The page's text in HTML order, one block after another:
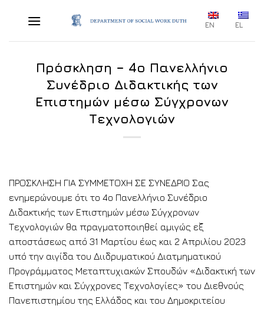
EN EL
Πρόσκληση – 4ο Πανελλήνιο
Συνέδριο Διδακτικής των
Επιστημών μέσω Σύγχρονων
Τεχνολογιών
ΠΡΟΣΚΛΗΣΗ ΓΙΑ ΣΥΜΜΕΤΟΧΗ ΣΕ ΣΥΝΕΔΡΙΟ Σας
ενημερώνουμε ότι το 4ο Πανελλήνιο Συνέδριο
Διδακτικής των Επιστημών μέσω Σύγχρονων
Τεχνολογιών θα πραγματοποιηθεί αμιγώς εξ
αποστάσεως από 31 Μαρτίου έως και 2 Απριλίου 2023
υπό την αιγίδα του Διιδρυματικού Διατμηματικού
Προγράμματος Μεταπτυχιακών Σπουδών «Διδακτική των
Επιστημών και Σύγχρονες Τεχνολογίες» του Διεθνούς
Πανεπιστημίου της Ελλάδος και του Δημοκριτείου